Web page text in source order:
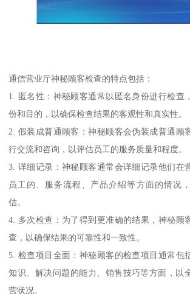
通信营业厅神秘顾客检查的特点包括：
1. 匿名性：神秘顾客通常以匿名身份进行检查
份和目的，以确保检查结果的客观性和真实性。
2. 假装成普通顾客：神秘顾客会伪装成普通顾
行交流和咨询，以评估员工的服务质量和程度。
3. 详细记录：神秘顾客通常会详细记录他们在
员工的、服务流程、产品介绍等方面的情况
估。
4. 多次检查：为了得到更准确的结果，神秘顾
查，以确保结果的可靠性和一致性。
5. 检查项目全面：神秘顾客的检查项目通常包
知识、解决问题的能力、销售技巧等方面，以
营状况。